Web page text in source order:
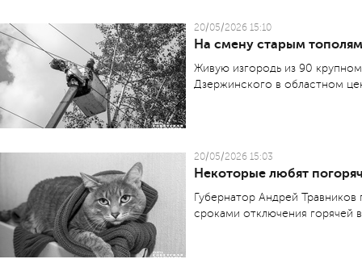
20/05/2026 15:10
На смену старым
Живую изгородь из 90
Дзержинского в областном
20/05/2026 15:03
Некоторые любят
Губернатор Андрей
сроками отключения горячей